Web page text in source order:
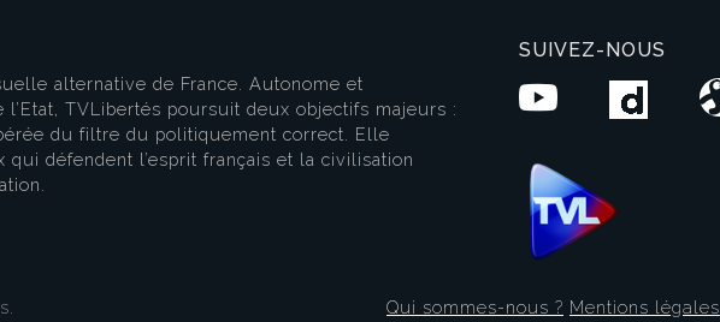
alternative de France. Autonome et
TVLibertés poursuit deux objectifs majeurs :
du filtre du politiquement correct. Elle
qui défendent l’esprit français et la civilisation
SUIVEZ-NOUS
Qui sommes-nous ? Mentions légales